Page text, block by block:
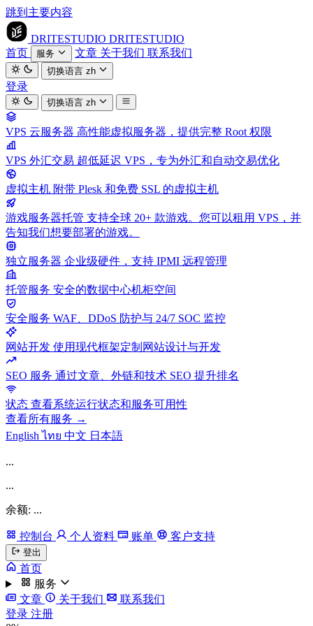
跳到主要内容
DRITESTUDIO DRITESTUDIO
首页
服务 文章 关于我们 联系我们
切换语言zh
登录
切换语言zh
VPS 云服务器 高性能虚拟服务器，提供完整 Root 权限
VPS 外汇交易 超低延迟 VPS，专为外汇和自动交易优化
虚拟主机 附带 Plesk 和免费 SSL 的虚拟主机
游戏服务器托管 支持全球 20+ 款游戏。您可以租用 VPS，并
告知我们想要部署的游戏。
独立服务器 企业级硬件，支持 IPMI 远程管理
托管服务 安全的数据中心机柜空间
安全服务 WAF、DDoS 防护与 24/7 SOC 监控
网站开发 使用现代框架定制网站设计与开发
SEO 服务 通过文章、外链和技术 SEO 提升排名
状态 查看系统运行状态和服务可用性
查看所有服务 →
Englishไทย 中文 日本語
...
...
余额: ...
控制台 个人资料 账单 客户支持
登出
首页
服务
文章
关于我们
联系我们
登录 注册